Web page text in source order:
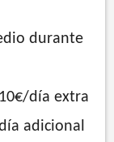
durante
día extra
adicional